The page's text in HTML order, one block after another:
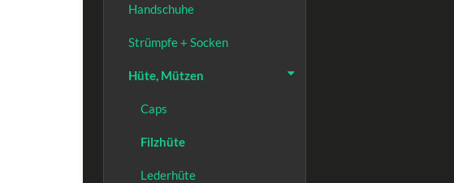
Handschuhe
Strümpfe + Socken
Hüte, Mützen
Caps
Filzhüte
Lederhüte